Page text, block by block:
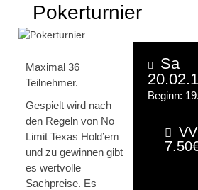
Pokerturnier
Maximal 36
Teilnehmer.
Gespielt wird nach
den Regeln von No
Limit Texas Hold’em
und zu gewinnen gibt
es wertvolle
Sachpreise. Es
Sa
Beginn: